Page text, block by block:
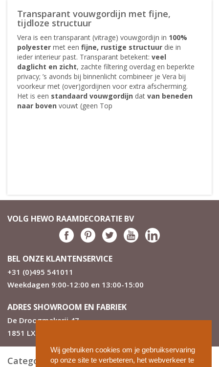
Wij gebruiken cookies om je gebruikservaring
op onze site te verbeteren, het webverkeer te
Transparant vouwgordijn met fijne,
tijdloze structuur
Vera is een transparant (vitrage) vouwgordijn in 100%
polyester met een fijne, rustige structuur die in
ieder interieur past. Transparant betekent: veel
daglicht en zicht, zachte filtering overdag en beperkte
privacy; ’s avonds bij binnenlicht combineer je Vera bij
voorkeur met (over)gordijnen voor extra afscherming.
Het is een standaard vouwgordijn dat van beneden
naar boven vouwt (geen Top
VOLG HEWO RAAMDECORATIE BV
BEL ONZE KLANTENSERVICE
+31 (0)495 541011
Weekdagen 9:00-12:00 en 13:00-15:00
ADRES SHOWROOM EN FABRIEK
De Droogmakerij 47
1851 LX Heiloo
Categorieën